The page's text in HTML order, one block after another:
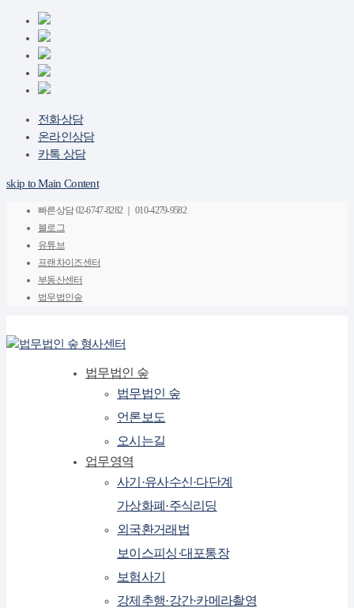
전화상담
온라인상담
카톡 상담
skip to Main Content
빠른상담02-6747-8282 ｜ 010-4279-9582
블로그
유튜브
프랜차이즈센터
부동산센터
법무법인숲
법무법인 숲
법무법인 숲
언론보도
오시는길
업무영역
사기·유사수신·다단계
가상화폐·주식리딩
외국환거래법
보이스피싱·대포통장
보험사기
강제추행·강간·카메라촬영